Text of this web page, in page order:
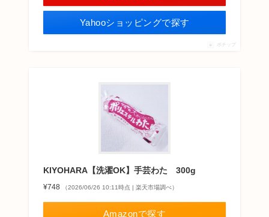
Yahooショッピングで探す
ポチップ
KIYOHARA【洗濯OK】手芸わた 300g
¥748 （2026/06/26 10:11時点 | 楽天市場調べ）
Amazonで探す